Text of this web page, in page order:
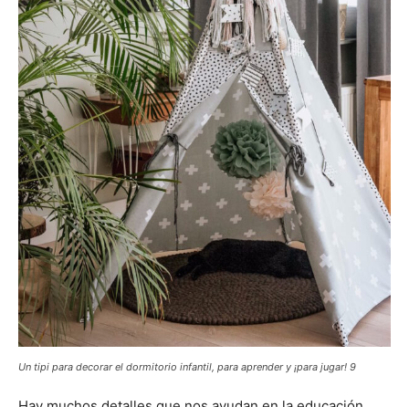
Un tipi para decorar el dormitorio infantil, para aprender y ¡para jugar! 9